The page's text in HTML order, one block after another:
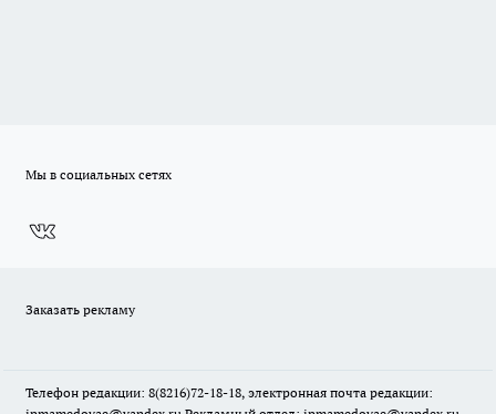
Мы в социальных сетях
Заказать рекламу
Телефон редакции: 8(8216)72-18-18, электронная почта редакции: